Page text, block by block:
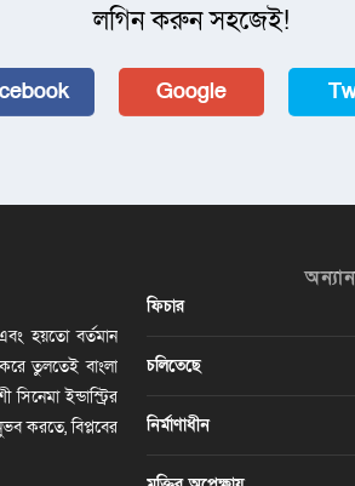
লগিন করুন সহজেই!
Google
হয়তো বর্তমান
তুলতেই বাংলা
ইন্ডাস্ট্রির
করতে, বিপ্লবের
ফিচার
চলিতেছে
নির্মাণাধীন